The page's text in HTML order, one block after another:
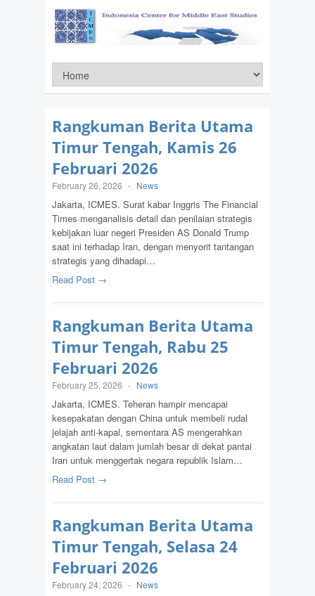
Rangkuman Berita Utama
Timur Tengah, Kamis 26
Februari 2026
February 26, 2026 - News
Jakarta, ICMES. Surat kabar Inggris The Financial
Times menganalisis detail dan penilaian strategis
kebijakan luar negeri Presiden AS Donald Trump
saat ini terhadap Iran, dengan menyorit tantangan
strategis yang dihadapi…
Read Post →
Rangkuman Berita Utama
Timur Tengah, Rabu 25
Februari 2026
February 25, 2026 - News
Jakarta, ICMES. Teheran hampir mencapai
kesepakatan dengan China untuk membeli rudal
jelajah anti-kapal, sementara AS mengerahkan
angkatan laut dalam jumlah besar di dekat pantai
Iran untuk menggertak negara republik Islam…
Read Post →
Rangkuman Berita Utama
Timur Tengah, Selasa 24
Februari 2026
February 24, 2026 - News